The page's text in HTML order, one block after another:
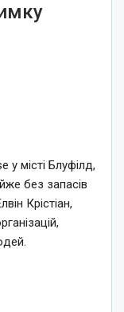
у місті Блуфілд,
без запасів
Крістіан,